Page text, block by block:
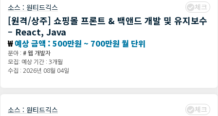
소스 : 원티드긱스 체크
[원격/상주] 쇼핑몰 프론트 & 백앤드 개발 및 유지보수
– React, Java
₩예상 금액 : 500만원 ~ 700만원 월 단위
분야 : # 웹 개발자
모집: 예상 기간 : 3개월
수집 : 2026년 08월 04일
소스 : 원티드긱스 체크